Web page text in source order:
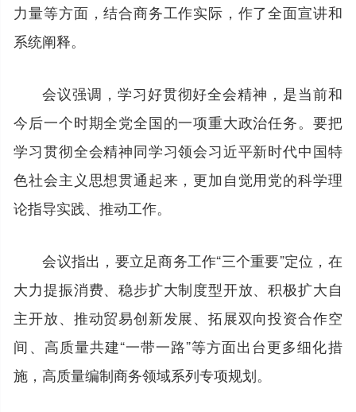
力量等方面，结合商务工作实际，作了全面宣讲和
系统阐释。
会议强调，学习好贯彻好全会精神，是当前和
今后一个时期全党全国的一项重大政治任务。要把
学习贯彻全会精神同学习领会习近平新时代中国特
色社会主义思想贯通起来，更加自觉用党的科学理
论指导实践、推动工作。
会议指出，要立足商务工作“三个重要”定位，在
大力提振消费、稳步扩大制度型开放、积极扩大自
主开放、推动贸易创新发展、拓展双向投资合作空
间、高质量共建“一带一路”等方面出台更多细化措
施，高质量编制商务领域系列专项规划。